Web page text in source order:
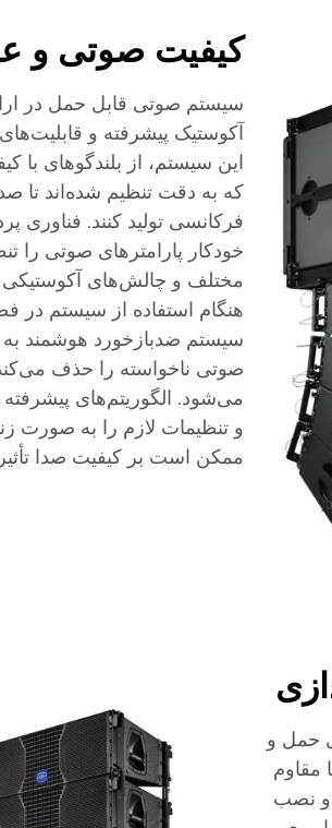
کیفیت صوتی و
سیستم صوتی قابل حمل در
آکوستیک پیشرفته و
این سیستم، از بلندگوهای با
که به دقت تنظیم شده‌اند تا
فرکانسی تولید کنند. فناوری
خودکار پارامترهای صوتی را
مختلف و چالش‌های آکوستیکی
هنگام استفاده از سیستم در
سیستم ضد‌بازخورد هوشمند
صوتی ناخواسته را حذف
می‌شود. الگوریتم‌های
و تنظیمات لازم را به صورت
ممکن است بر کیفیت صدا
حمل و
مقاوم
و نصب